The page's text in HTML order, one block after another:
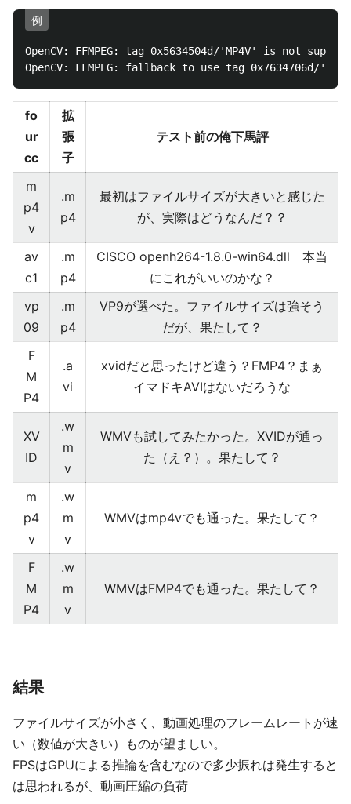
例
OpenCV: FFMPEG: tag 0x5634504d/'MP4V' is not
fo
ur
cc
拡
張
子
テスト前の俺下馬評
m
p4
v
.m
p4
最初はファイルサイズが大きいと感じた
が、実際はどうなんだ？？
av
c1
.m
p4
CISCO openh264-1.8.0-win64.dll 本当
にこれがいいのかな？
vp
09
.m
p4
VP9が選べた。ファイルサイズは強そう
だが、果たして？
F
M
P4
.a
vi
xvidだと思ったけど違う？FMP4？まぁ
イマドキAVIはないだろうな
XV
ID
.w
m
v
WMVも試してみたかった。XVIDが通っ
た（え？）。果たして？
m
p4
v
.w
m
v
WMVはmp4vでも通った。果たして？
F
M
P4
.w
m
v
WMVはFMP4でも通った。果たして？
結果
ファイルサイズが小さく、動画処理のフレームレートが速
い（数値が大きい）ものが望ましい。
FPSはGPUによる推論を含むなので多少振れは発生すると
は思われるが、動画圧縮の負荷